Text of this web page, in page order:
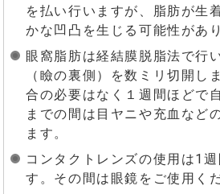
を払い行いますが、脂肪が生
かな凹凸を生じる可能性があ
眼窩脂肪は経結膜脱脂法で行
（瞼の裏側）を数ミリ切開し
合の必要はなく１週間ほどで
までの間は目ヤニや充血など
ます。
コンタクトレンズの使用は1
す。その間は眼鏡をご使用く